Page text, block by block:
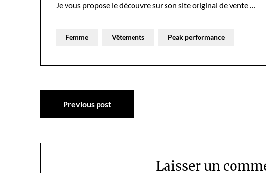
Je vous propose le découvre sur son site original de vente …
Femme Vêtements Peak performance
Navigation
de
l’article
Previous post
Laisser un